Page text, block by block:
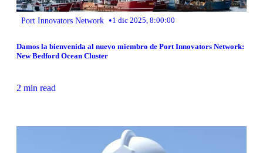
Port Innovators Network •1 dic 2025, 8:00:00
Damos la bienvenida al nuevo miembro de Port Innovators Network:
New Bedford Ocean Cluster
2 min read